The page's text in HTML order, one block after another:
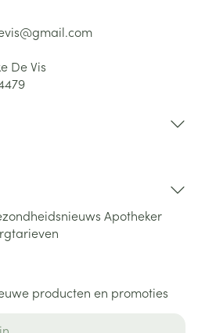
gmail.com
De Vis
Apotheker
producten en promoties